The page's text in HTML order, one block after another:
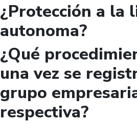
¿Protección a la
autonoma?
¿Qué
una vez se
grupo
respectiva?